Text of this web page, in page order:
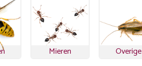
Mieren Overige